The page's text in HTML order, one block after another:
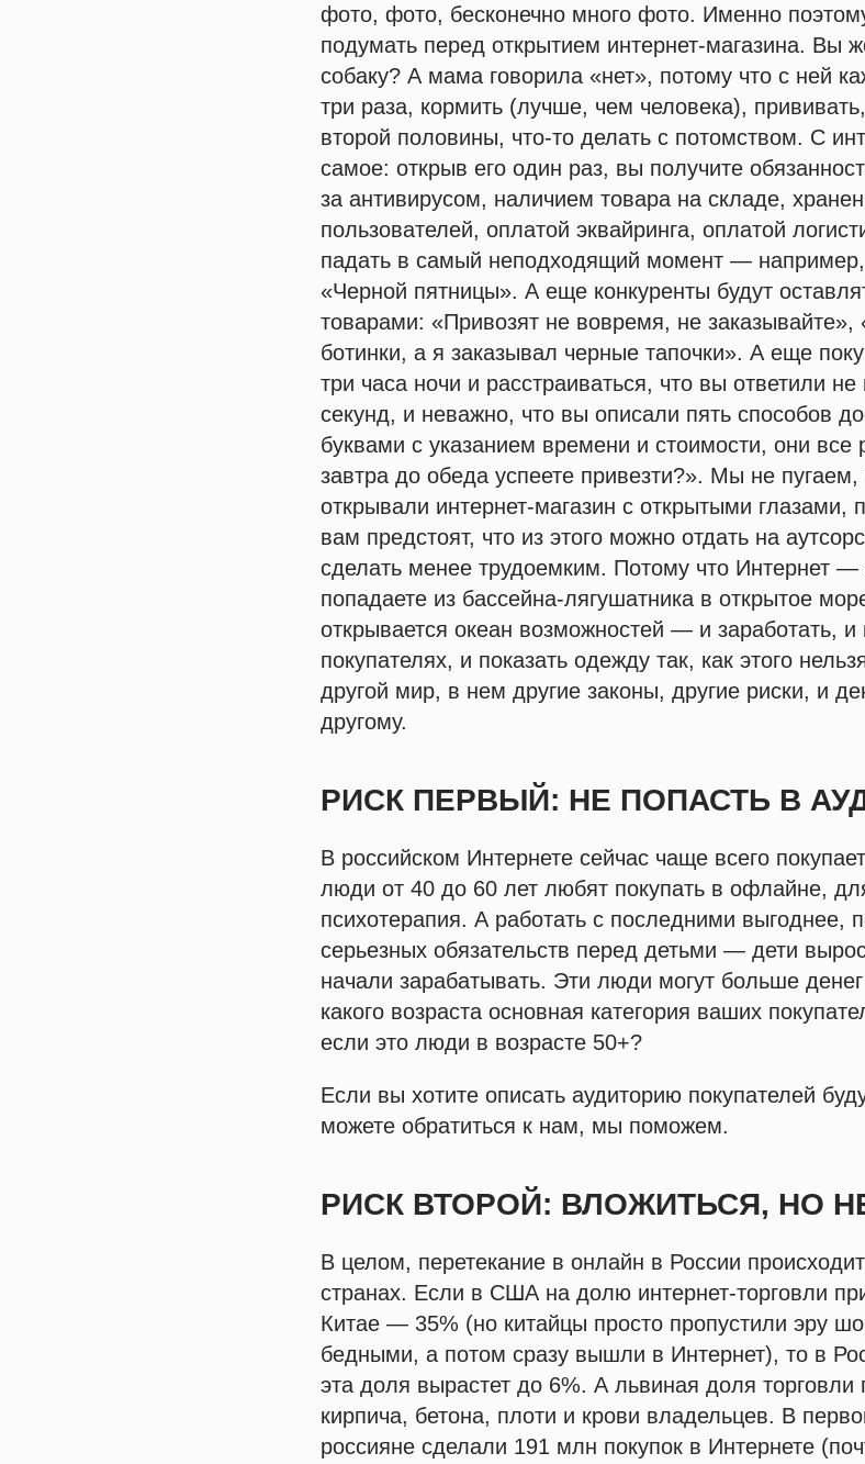
фото, фото, бесконечно много фото. Именно
подумать перед открытием интернет-магазина. Вы
собаку? А мама говорила «нет», потому что с ней
три раза, кормить (лучше, чем человека),
второй половины, что-то делать с потомством. С
самое: открыв его один раз, вы получите
за антивирусом, наличием товара на складе,
пользователей, оплатой эквайринга, оплатой
падать в самый неподходящий момент —
«Черной пятницы». А еще конкуренты будут
товарами: «Привозят не вовремя, не
ботинки, а я заказывал черные тапочки». А еще
три часа ночи и расстраиваться, что вы ответили
секунд, и неважно, что вы описали пять способов
буквами с указанием времени и стоимости, они все
завтра до обеда успеете привезти?». Мы не
открывали интернет-магазин с открытыми глазами,
вам предстоят, что из этого можно отдать на
сделать менее трудоемким. Потому что Интернет —
попадаете из бассейна-лягушатника в открытое
открывается океан возможностей — и заработать,
покупателях, и показать одежду так, как этого
другой мир, в нем другие законы, другие риски, и
другому.
РИСК ПЕРВЫЙ: НЕ ПОПАСТЬ В
В российском Интернете сейчас чаще всего
люди от 40 до 60 лет любят покупать в офлайне,
психотерапия. А работать с последними выгоднее,
серьезных обязательств перед детьми — дети
начали зарабатывать. Эти люди могут больше
какого возраста основная категория ваших
если это люди в возрасте 50+?
Если вы хотите описать аудиторию покупателей
можете обратиться к нам, мы поможем.
РИСК ВТОРОЙ: ВЛОЖИТЬСЯ, НО
В целом, перетекание в онлайн в России
странах. Если в США на долю интернет-торговли
Китае — 35% (но китайцы просто пропустили эру
бедными, а потом сразу вышли в Интернет), то в
эта доля вырастет до 6%. А львиная доля торговли
кирпича, бетона, плоти и крови владельцев. В
россияне сделали 191 млн покупок в Интернете